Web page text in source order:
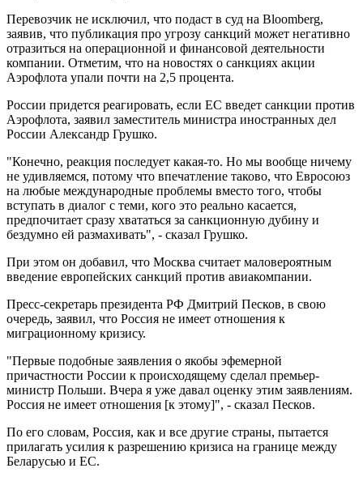
Перевозчик не исключил, что подаст в суд на Bloomberg,
заявив, что публикация про угрозу санкций может негативно
отразиться на операционной и финансовой деятельности
компании. Отметим, что на новостях о санкциях акции
Аэрофлота упали почти на 2,5 процента.
России придется реагировать, если ЕС введет санкции против
Аэрофлота, заявил заместитель министра иностранных дел
России Александр Грушко.
"Конечно, реакция последует какая-то. Но мы вообще ничему
не удивляемся, потому что впечатление таково, что Евросоюз
на любые международные проблемы вместо того, чтобы
вступать в диалог с теми, кого это реально касается,
предпочитает сразу хвататься за санкционную дубину и
бездумно ей размахивать", - сказал Грушко.
При этом он добавил, что Москва считает маловероятным
введение европейских санкций против авиакомпании.
Пресс-секретарь президента РФ Дмитрий Песков, в свою
очередь, заявил, что Россия не имеет отношения к
миграционному кризису.
"Первые подобные заявления о якобы эфемерной
причастности России к происходящему сделал премьер-
министр Польши. Вчера я уже давал оценку этим заявлениям.
Россия не имеет отношения [к этому]", - сказал Песков.
По его словам, Россия, как и все другие страны, пытается
прилагать усилия к разрешению кризиса на границе между
Беларусью и ЕС.